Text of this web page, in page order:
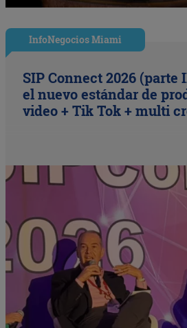
InfoNegocios Miami
SIP Connect 2026 (parte
el nuevo estándar de
video + Tik Tok + multi